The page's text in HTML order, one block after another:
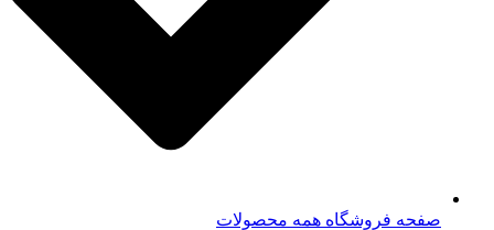
صفحه فروشگاه همه محصولات​